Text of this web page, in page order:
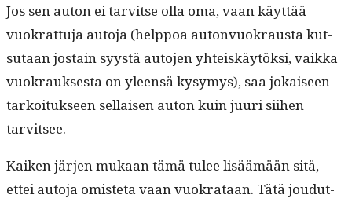
Jos sen auton ei tarvitse olla oma, vaan käyt­tää
vuokrat­tu­ja auto­ja (help­poa auton­vuokraus­ta kut­
su­taan jostain syys­tä auto­jen yhteiskäytök­si, vaik­ka
vuokrauk­ses­ta on yleen­sä kysymys), saa jokaiseen
tarkoituk­seen sel­l­aisen auton kuin juuri siihen
tarvitsee.
Kaiken jär­jen mukaan tämä tulee lisäämään sitä,
ettei auto­ja omis­te­ta vaan vuokrataan. Tätä joudut­